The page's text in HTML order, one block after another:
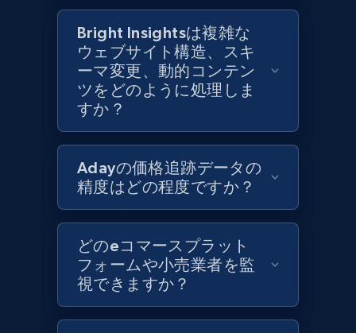
Category id, Product id, Product name, Price,
Currency, Colour code, Colour, Description, and
1.2K+ 208+ 今すぐ始める
Zara - Products - discovery by category url
Category id, Product id, Product name, Price,
Currency, Colour code, Colour, Description, and
more.
1.2K+ 208+ 今すぐ始める
Bright Insightsは複雑な
ウェブサイト構造、スキ
ーマ変更、動的コンテン
ツをどのように処理しま
すか？
Adayの価格追跡データの
精度はどの程度ですか？
どのeコマースプラット
フォームや小売業者を監
視できますか？